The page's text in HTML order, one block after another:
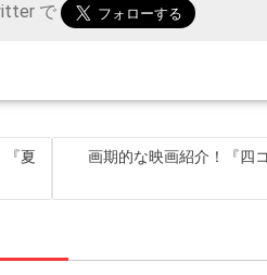
で
『夏
画期的な映画紹介！『四